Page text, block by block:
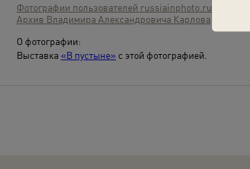
Фотографии пользователей russiainphoto.ru
Архив Владимира Александровича Карлова
О фотографии:
Выставка «В пустыне» с этой фотографией.